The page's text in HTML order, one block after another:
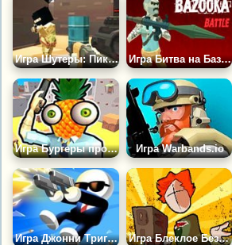
Игра Шутеры: Пиксель Форс 3Д Игра Битва на Базуках
Игра Бургеры против Ананасов Игра Warbands.io
Игра Джонни Триггер Игра Блеклое Безумие